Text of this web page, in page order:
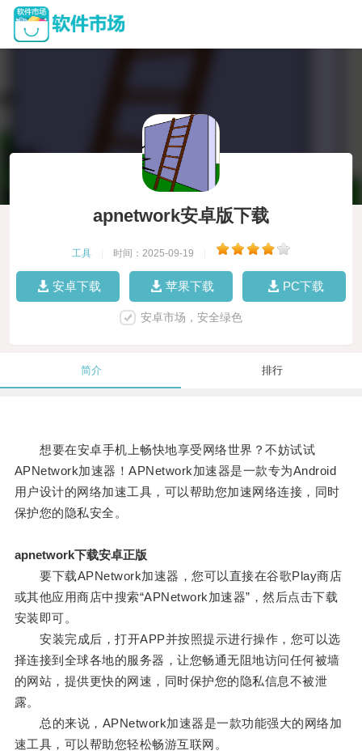
apnetwork安卓版下载
工具 时间：2025-09-19
安卓下载 苹果下载 PC下载
安卓市场，安全绿色
简介 排行
想要在安卓手机上畅快地享受网络世界？不妨试试
APNetwork加速器！APNetwork加速器是一款专为Android
用户设计的网络加速工具，可以帮助您加速网络连接，同时
保护您的隐私安全。
apnetwork下载安卓正版
要下载APNetwork加速器，您可以直接在谷歌Play商店
或其他应用商店中搜索“APNetwork加速器”，然后点击下载
安装即可。
安装完成后，打开APP并按照提示进行操作，您可以选
择连接到全球各地的服务器，让您畅通无阻地访问任何被墙
的网站，提供更快的网速，同时保护您的隐私信息不被泄
露。
总的来说，APNetwork加速器是一款功能强大的网络加
速工具，可以帮助您轻松畅游互联网。